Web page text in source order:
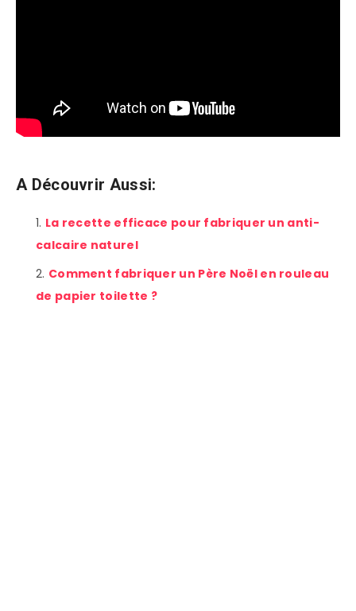
A Découvrir Aussi:
La recette efficace pour fabriquer un anti-
calcaire naturel
Comment fabriquer un Père Noël en rouleau
de papier toilette ?